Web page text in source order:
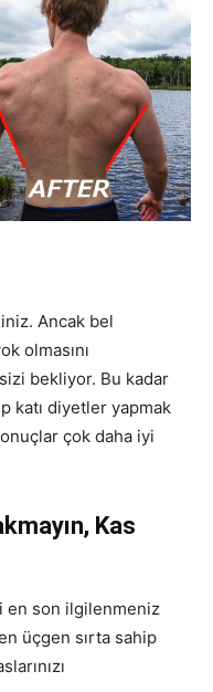
Ancak bel
olmasını
bekliyor. Bu kadar
katı diyetler yapmak
çok daha iyi
Kas
en son ilgilenmeniz
üçgen sırta sahip